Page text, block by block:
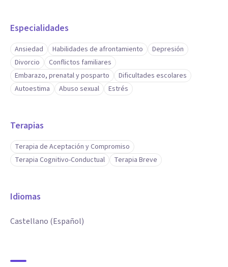
Especialidades
Ansiedad Habilidades de afrontamiento
Depresión
Divorcio
Conflictos familiares
Embarazo, prenatal y posparto
Dificultades escolares
Autoestima
Abuso sexual Estrés
Terapias
Terapia de Aceptación y Compromiso
Terapia Cognitivo-Conductual
Terapia Breve
Idiomas
Castellano (Español)